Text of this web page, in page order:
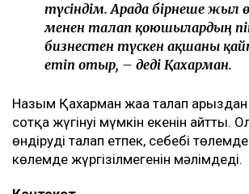
түсіндім. Арада бірнеше жыл
менен талап қоюшылардың
бизнестен түскен ақшаны
етіп отыр, – деді Қахарман.
Назым Қахарман жаңа талап арыздан
сотқа жүгінуі мүмкін екенін айтты.
өндіруді талап етпек, себебі
көлемде жүргізілмегенін мәлімдеді.